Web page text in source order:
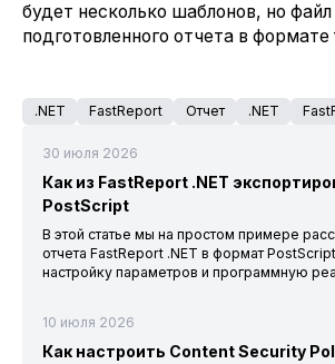
будет несколько шаблонов, но файл
подготовленного отчета в
.NET FastReport Отчет .NET
30 июля 2026
Как из FastReport .NET
PostScript
В этой статье мы на простом примере
отчета FastReport .NET в формат
настройку параметров и программную
10 июля 2026
Как настроить Content Security